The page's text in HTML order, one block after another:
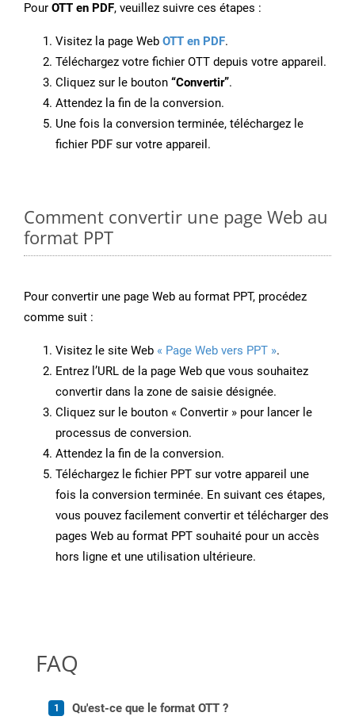
Pour OTT en PDF, veuillez suivre ces étapes :
Visitez la page Web OTT en PDF.
Téléchargez votre fichier OTT depuis votre appareil.
Cliquez sur le bouton “Convertir”.
Attendez la fin de la conversion.
Une fois la conversion terminée, téléchargez le
fichier PDF sur votre appareil.
Comment convertir une page Web au
format PPT
Pour convertir une page Web au format PPT, procédez
comme suit :
Visitez le site Web « Page Web vers PPT ».
Entrez l’URL de la page Web que vous souhaitez
convertir dans la zone de saisie désignée.
Cliquez sur le bouton « Convertir » pour lancer le
processus de conversion.
Attendez la fin de la conversion.
Téléchargez le fichier PPT sur votre appareil une
fois la conversion terminée. En suivant ces étapes,
vous pouvez facilement convertir et télécharger des
pages Web au format PPT souhaité pour un accès
hors ligne et une utilisation ultérieure.
FAQ
Qu'est-ce que le format OTT ?